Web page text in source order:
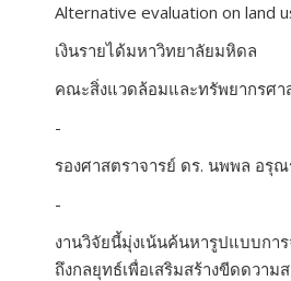
Alternative evaluation on land
เงินรายได้มหาวิทยาลัยมหิดล
คณะสิ่งแวดล้อมและทรัพยากรศา
-
รองศาสตราจารย์ ดร. นพพล อรุ
-
งานวิจัยนี้มุ่งเน้นค้นหารูปแบบกา
ถึงกลยุทธ์เพื่อเสริมสร้างขีดดวา